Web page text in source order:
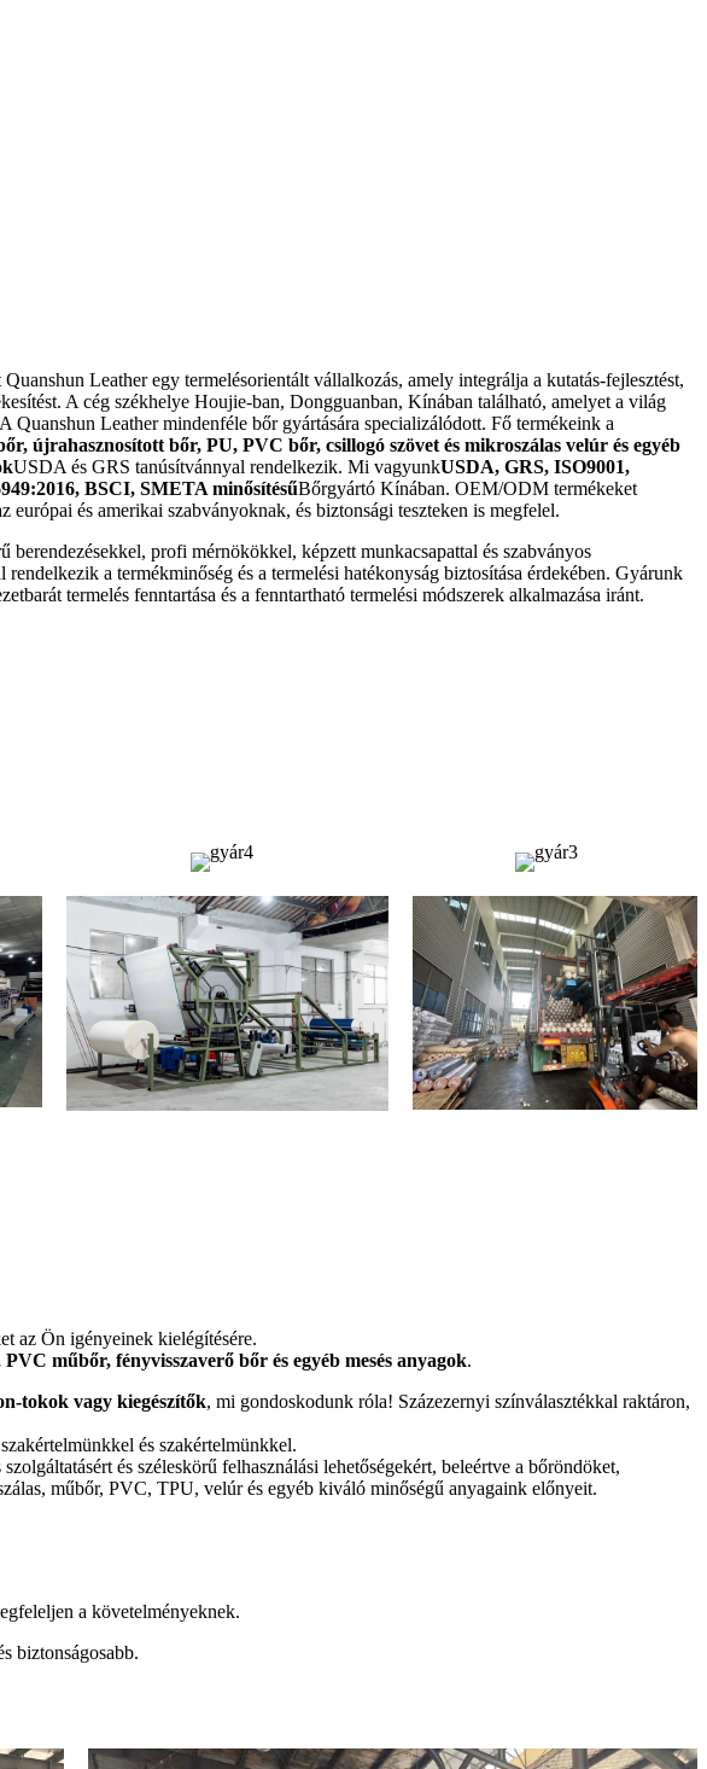
Leather egy termelésorientált vállalkozás, amely integrálja a kutatás-fejlesztést,
A cég székhelye Houjie-ban, Dongguanban, Kínában található, amelyet a világ
A Quanshun Leather mindenféle bőr gyártására specializálódott. Fő termékeink a
újrahasznosított bőr, PU, ​​PVC bőr, csillogó szövet és mikroszálas velúr és egyéb
USDA és GRS tanúsítvánnyal rendelkezik. Mi vagyunkUSDA, GRS, ISO9001,
BSCI, SMETA minősítésűBőrgyártó Kínában. OEM/ODM termékeket
európai és amerikai szabványoknak, és biztonsági teszteken is megfelel.
berendezésekkel, profi mérnökökkel, képzett munkacsapattal és szabványos
a termékminőség és a termelési hatékonyság biztosítása érdekében. Gyárunk
termelés fenntartása és a fenntartható termelési módszerek alkalmazása iránt.
az Ön igényeinek kielégítésére.
műbőr, fényvisszaverő bőr és egyéb mesés anyagok.
tokok vagy kiegészítők, mi gondoskodunk róla! Százezernyi színválasztékkal raktáron,
és szakértelmünkkel.
és széleskörű felhasználási lehetőségekért, beleértve a bőröndöket,
műbőr, PVC, TPU, velúr és egyéb kiváló minőségű anyagaink előnyeit.
a követelményeknek.
biztonságosabb.